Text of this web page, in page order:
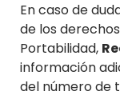
En caso de
de los
Portabilidad,
información
del número de